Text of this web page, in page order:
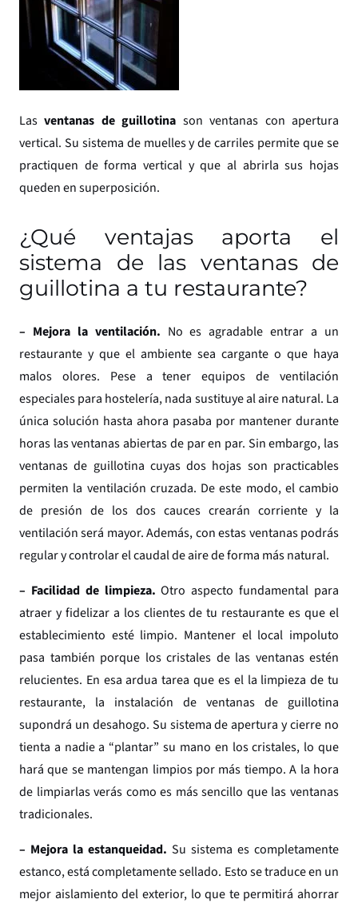
Lasventanas de guillotina son ventanas con apertura
vertical. Su sistema de muelles y de carriles permite que se
practiquen de forma vertical y que al abrirla sus hojas
queden en superposición.
¿Qué ventajas aporta el
sistema de las ventanas de
guillotina a tu restaurante?
– Mejora la ventilación. No es agradable entrar a un
restaurante y que el ambiente sea cargante o que haya
malos olores. Pese a tener equipos de ventilación
especiales para hostelería, nada sustituye al aire natural. La
única solución hasta ahora pasaba por mantener durante
horas las ventanas abiertas de par en par. Sin embargo, las
ventanas de guillotina cuyas dos hojas son practicables
permiten la ventilación cruzada. De este modo, el cambio
de presión de los dos cauces crearán corriente y la
ventilación será mayor. Además, con estas ventanas podrás
regular y controlar el caudal de aire de forma más natural.
– Facilidad de limpieza. Otro aspecto fundamental para
atraer y fidelizar a los clientes de tu restaurante es que el
establecimiento esté limpio. Mantener el local impoluto
pasa también porque los cristales de las ventanas estén
relucientes. En esa ardua tarea que es el la limpieza de tu
restaurante, la instalación de ventanas de guillotina
supondrá un desahogo. Su sistema de apertura y cierre no
tienta a nadie a “plantar” su mano en los cristales, lo que
hará que se mantengan limpios por más tiempo. A la hora
de limpiarlas verás como es más sencillo que las ventanas
tradicionales.
– Mejora la estanqueidad. Su sistema es completamente
estanco, está completamente sellado. Esto se traduce en un
mejor aislamiento del exterior, lo que te permitirá ahorrar